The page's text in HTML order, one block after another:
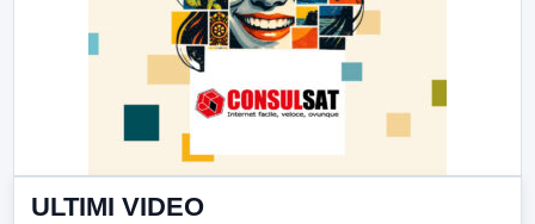
ULTIMI VIDEO